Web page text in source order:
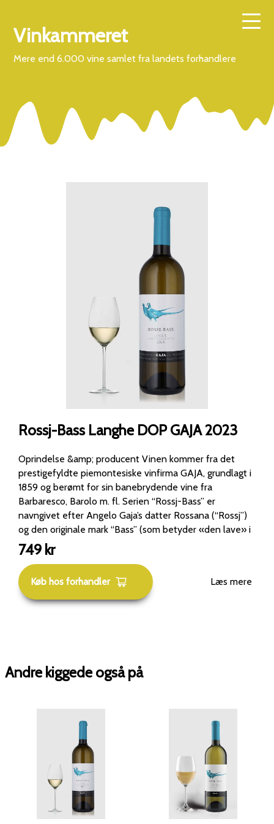
Vinkammeret
Mere end 6.000 vine samlet fra landets forhandlere
Rossj-Bass Langhe DOP GAJA 2023
Oprindelse &amp; producent Vinen kommer fra det
prestigefyldte piemontesiske vinfirma GAJA, grundlagt i
1859 og berømt for sin banebrydende vine fra
Barbaresco, Barolo m. fl. Serien “Rossj-Bass” er
navngivet efter Angelo Gaja’s datter Rossana (“Rossj”)
og den originale mark “Bass” (som betyder «den lave» i
piemontesisk dialekt) – en mark der blev plantet i 1984.
Vinen er fra appellationen Langhe DOP, Piemonte.
Druer &amp; vinifikation Druesammensætning: Ca. 90 %
Chardonnay og ca. 10 % Sauvignon Blanc.
Bearbejdning: Druerne vinificeres med skånsom
karakterfulde aromaer af tropisk og gul frugt: papaya,
fersken og grapefrugt, kombineret med hvide blomster
Smagen er frisk og livlig med elegant syre og en tydelig
mineralitet, som giver vinen en klar struktur. Den er
både frugtrig og balanceret – en vin med finesse og
Serveringstemperatur: 10–12 °C anbefales, så vinen
viser sin friskhed og kompleksitet. Madparring: Passer
særligt godt til lette fiskeretter, skaldyr, kylling, cremede
pastaretter og milde oste. Også velegnet til asiatisk
749 kr
Køb hos forhandler Læs mere
Andre kiggede også på